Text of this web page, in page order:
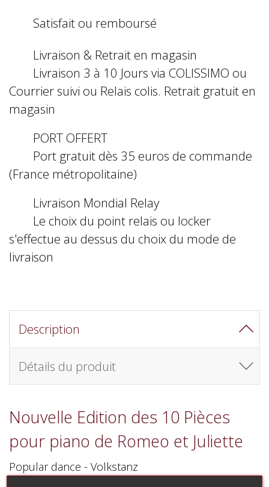
Satisfait ou remboursé
Livraison & Retrait en magasin
Livraison 3 à 10 Jours via COLISSIMO ou
Courrier suivi ou Relais colis. Retrait gratuit en
magasin
PORT OFFERT
Port gratuit dès 35 euros de commande
(France métropolitaine)
Livraison Mondial Relay
Le choix du point relais ou locker
s'effectue au dessus du choix du mode de
livraison
Description
Détails du produit
Nouvelle Edition des 10 Pièces
pour piano de Romeo et Juliette
Popular dance - Volkstanz